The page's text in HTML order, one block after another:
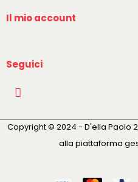
Il mio account
Seguici
Copyright © 2024 - D'elia Paolo
alla piattaforma